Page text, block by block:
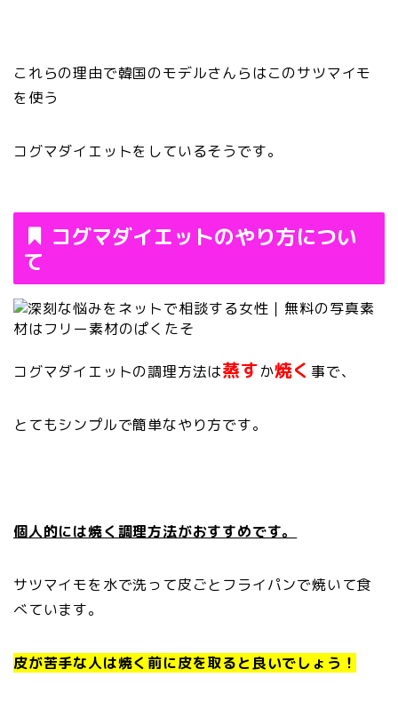
これらの理由で韓国のモデルさんらはこのサツマイモ
を使う
コグマダイエットをしているそうです。
コグマダイエットのやり方につい
て
コグマダイエットの調理方法は蒸すか焼く事で、
とてもシンプルで簡単なやり方です。
個人的には焼く調理方法がおすすめです。
サツマイモを水で洗って皮ごとフライパンで焼いて食
べています。
皮が苦手な人は焼く前に皮を取ると良いでしょう！